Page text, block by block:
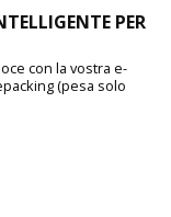
PER
con la vostra e-
(pesa solo